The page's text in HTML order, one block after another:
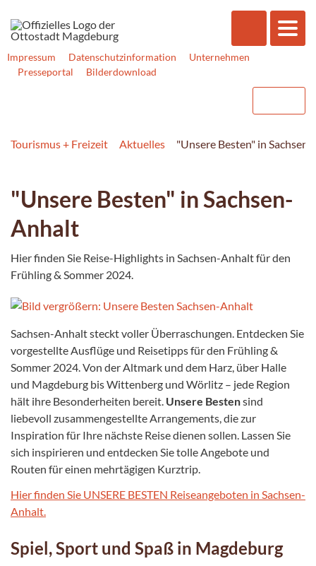
Impressum Datenschutzinformation
Unternehmen
Presseportal
Bilderdownload
Tourismus + Freizeit Aktuelles "Unsere Besten" in
"Unsere Besten" in Sachsen-
Anhalt
Hier finden Sie Reise-Highlights in Sachsen-Anhalt für den
Frühling & Sommer 2024.
Sachsen-Anhalt steckt voller Überraschungen. Entdecken Sie
vorgestellte Ausflüge und Reisetipps für den Frühling &
Sommer 2024. Von der Altmark und dem Harz, über Halle
und Magdeburg bis Wittenberg und Wörlitz – jede Region
hält ihre Besonderheiten bereit. Unsere Bestensind
liebevoll zusammengestellte Arrangements, die zur
Inspiration für Ihre nächste Reise dienen sollen. Lassen Sie
sich inspirieren und entdecken Sie tolle Angebote und
Routen für einen mehrtägigen Kurztrip.
Hier finden Sie UNSERE BESTEN Reiseangeboten in Sachsen-
Anhalt.
Spiel, Sport und Spaß in Magdeburg